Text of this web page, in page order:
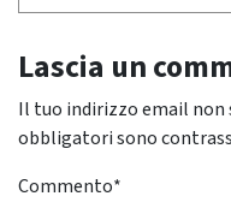
Lascia un
Il tuo indirizzo email non
obbligatori sono
Commento*